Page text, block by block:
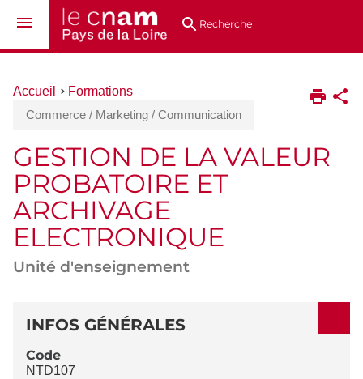
au
directsRecherche
Vous
ici :
Accueil
Formations
Commerce / Marketing / Communication
GESTION DE LA VALEUR
PROBATOIRE ET
ARCHIVAGE
ELECTRONIQUE
Unité d'enseignement
DÉTAILS
INFOS GÉNÉRALES
Code
NTD107